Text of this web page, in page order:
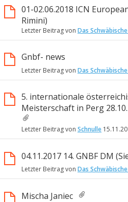
01-02.06.2018 ICN
Rimini)
Letzter Beitrag von Das
Gnbf- news
Letzter Beitrag von Das
5. internationale
Meisterschaft in Perg
Letzter Beitrag von Schnulle
04.11.2017 14. GNBF DM
Letzter Beitrag von Das
Mischa Janiec